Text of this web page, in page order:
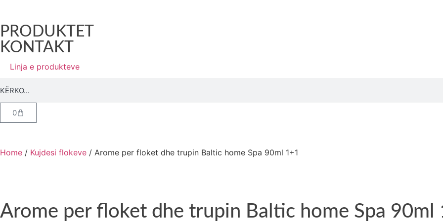
PRODUKTET
KONTAKT
Linja e produkteve
0
Home / Kujdesi flokeve / Arome per floket dhe trupin Baltic home Spa 90ml 1+1
Arome per floket dhe trupin Baltic home Spa 90ml